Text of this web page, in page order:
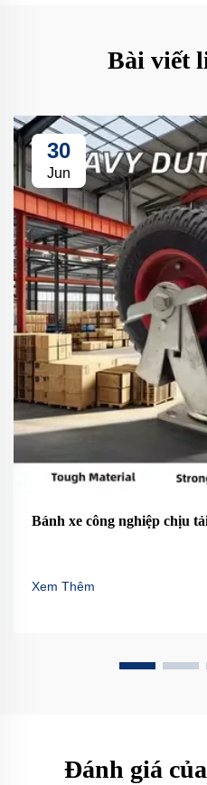
Bài viết
30
Jun
Bánh xe công nghiệp chịu
Xem Thêm
Đánh giá